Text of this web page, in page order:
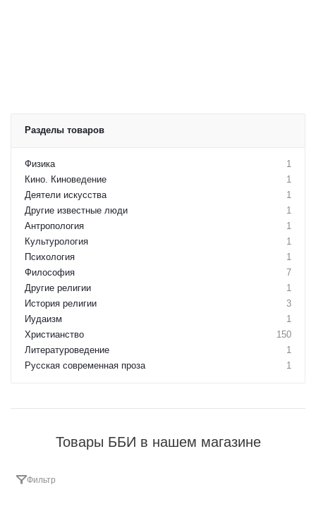
Разделы товаров
Физика
1
Кино. Киноведение
1
Деятели искусства
1
Другие известные люди
1
Антропология
1
Культурология
1
Психология
1
Философия
7
Другие религии
1
История религии
3
Иудаизм
1
Христианство
150
Литературоведение
1
Русская современная проза
1
Товары ББИ в нашем магазине
Фильтр